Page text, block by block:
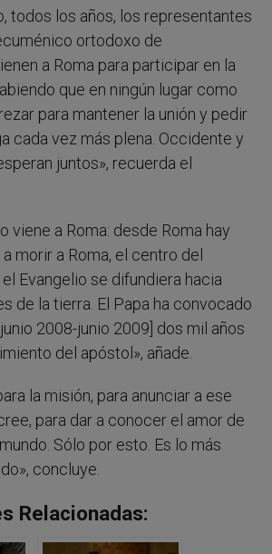
todos los años, los representantes
ortodoxo de
a Roma para participar en la
que en ningún lugar como
para mantener la unión y pedir
cada vez más plena. Occidente y
juntos», recuerda el
viene a Roma: desde Roma hay
morir a Roma, el centro del
Evangelio se difundiera hacia
de la tierra. El Papa ha convocado
2008-junio 2009] dos mil años
del apóstol», añade.
la misión, para anunciar a ese
para dar a conocer el amor de
Sólo por esto. Es lo más
concluye.
Relacionadas: